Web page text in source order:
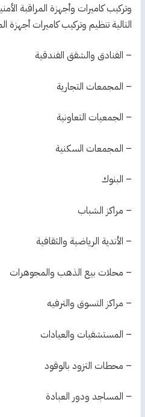
وتركيب كاميرات وأجهزة المراقبة
التالية تنظيم وتركيب كاميرات أجهزة
– الفنادق والشقق الفندقية
– المجمعات التجارية
– الجمعيات التعاونية
– المجمعات السكنية
– البنوك
– مراكز الشباب
– الأندية الرياضية والثقافية
– محلات بيع الذهب والمجوهرات
– مراكز التسوق والترفيه
– المستشفيات والعيادات
– محطات التزود بالوقود
– المساجد ودور العبادة